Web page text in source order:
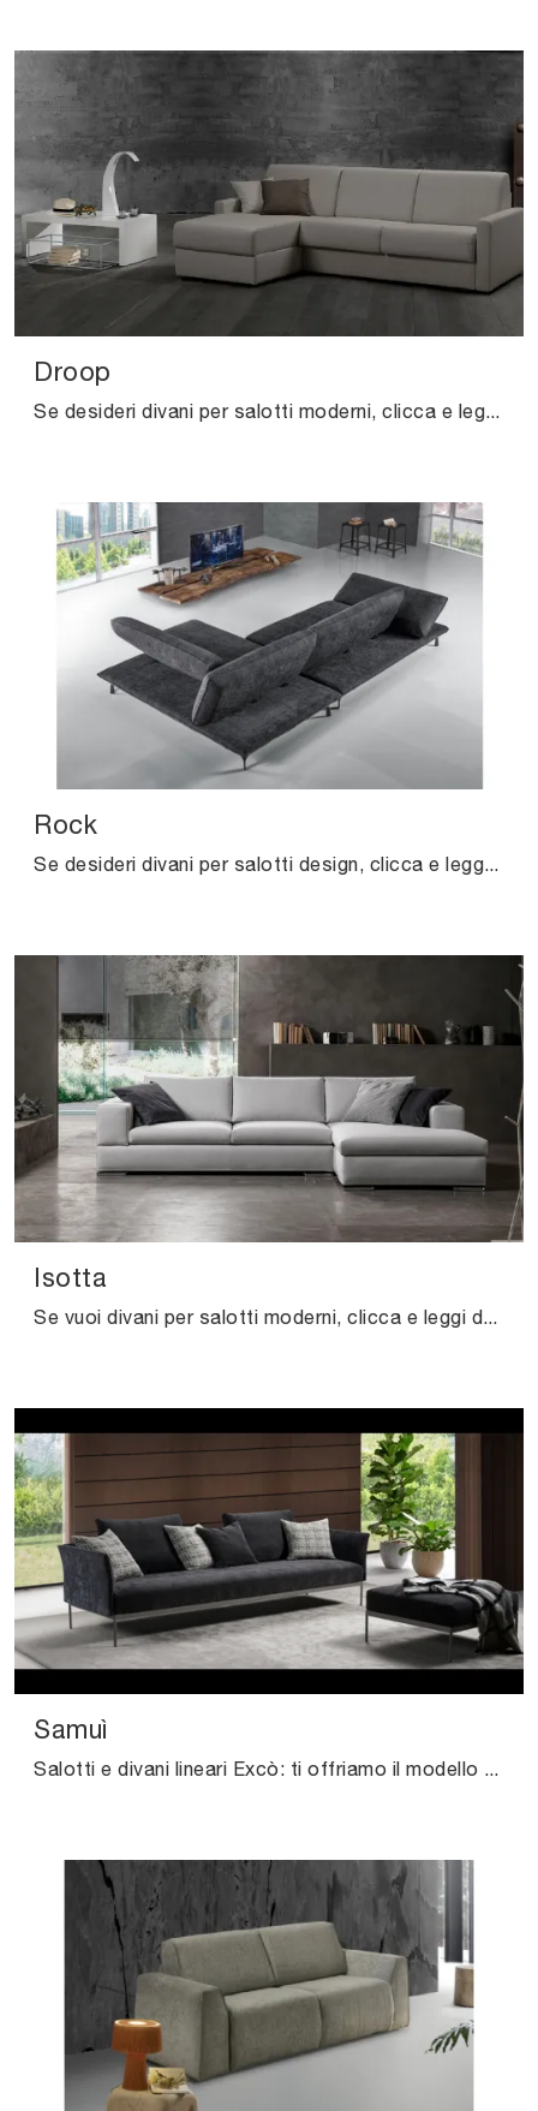
Droop
Se desideri divani per salotti moderni, clicca e leggi di più sul modello Droop in tessuto del marchio Excò.
Rock
Se desideri divani per salotti design, clicca e leggi di più sul modello Rock in tessuto del marchio Excò.
Isotta
Samuì
Salotti e divani lineari Excò: ti offriamo il modello Samuì in tessuto per completare il living.